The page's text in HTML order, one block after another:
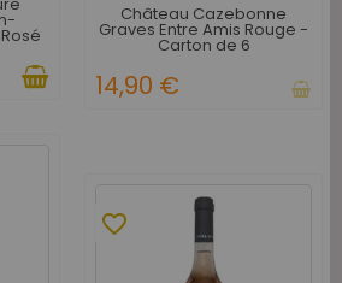
Château Cazebonne
Graves Entre Amis Rouge -
Carton de 6
14,90 €
favorite_border